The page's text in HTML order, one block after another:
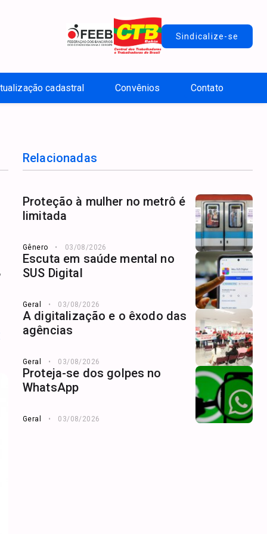
Sindicalize-se
cadastral Convênios Contato
Relacionadas
Proteção à mulher no metrô é
limitada
Gênero 03/08/2026
Escuta em saúde mental no
SUS Digital
Geral 03/08/2026
A digitalização e o êxodo das
agências
Geral 03/08/2026
Proteja-se dos golpes no
WhatsApp
Geral 03/08/2026